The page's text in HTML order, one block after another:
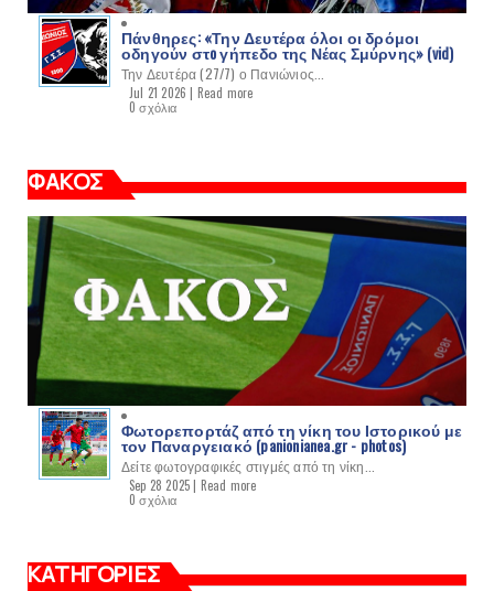
Πάνθηρες: «Την Δευτέρα όλοι οι δρόμοι
οδηγούν στo γήπεδο της Νέας Σμύρνης» (vid)
Την Δευτέρα (27/7) ο Πανιώνιος...
Jul 21 2026 | Read more
0 σχόλια
ΦΑΚΟΣ
Φωτορεπορτάζ από τη νίκη του Ιστορικού με
τον Παναργειακό (panionianea.gr - photos)
Δείτε φωτογραφικές στιγμές από τη νίκη...
Sep 28 2025 | Read more
0 σχόλια
ΚΑΤΗΓΟΡΙΕΣ